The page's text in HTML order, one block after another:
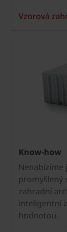
Vzorová
Know-how
Nenabízíme
promyšlený
zahradní
inteligentní
hodnotou.